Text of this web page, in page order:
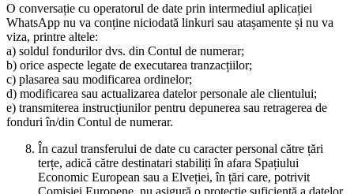
O conversație cu operatorul de date prin intermediul aplicației
WhatsApp nu va conține niciodată linkuri sau atașamente și nu va
viza, printre altele:
a) soldul fondurilor dvs. din Contul de numerar;
b) orice aspecte legate de executarea tranzacțiilor;
c) plasarea sau modificarea ordinelor;
d) modificarea sau actualizarea datelor personale ale clientului;
e) transmiterea instrucțiunilor pentru depunerea sau retragerea de
fonduri în/din Contul de numerar.
În cazul transferului de date cu caracter personal către țări
terțe, adică către destinatari stabiliți în afara Spațiului
Economic European sau a Elveției, în țări care, potrivit
Comisiei Europene, nu asigură o protecție suficientă a datelor